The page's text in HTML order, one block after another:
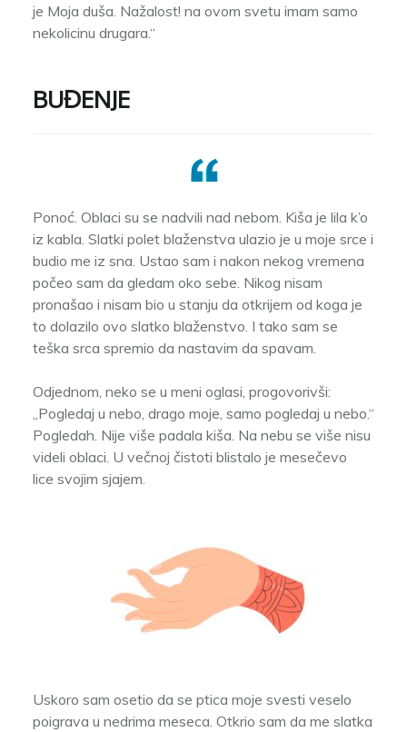
je Moja duša. Nažalost! na ovom svetu imam samo
nekolicinu drugara.“
BUĐENJE
Ponoć. Oblaci su se nadvili nad nebom. Kiša je lila k’o
iz kabla. Slatki polet blaženstva ulazio je u moje srce i
budio me iz sna. Ustao sam i nakon nekog vremena
počeo sam da gledam oko sebe. Nikog nisam
pronašao i nisam bio u stanju da otkrijem od koga je
to dolazilo ovo slatko blaženstvo. I tako sam se
teška srca spremio da nastavim da spavam.
Odjednom, neko se u meni oglasi, progovorivši:
„Pogledaj u nebo, drago moje, samo pogledaj u nebo.“
Pogledah. Nije više padala kiša. Na nebu se više nisu
videli oblaci. U večnoj čistoti blistalo je mesečevo
lice svojim sjajem.
Uskoro sam osetio da se ptica moje svesti veselo
poigrava u nedrima meseca. Otkrio sam da me slatka